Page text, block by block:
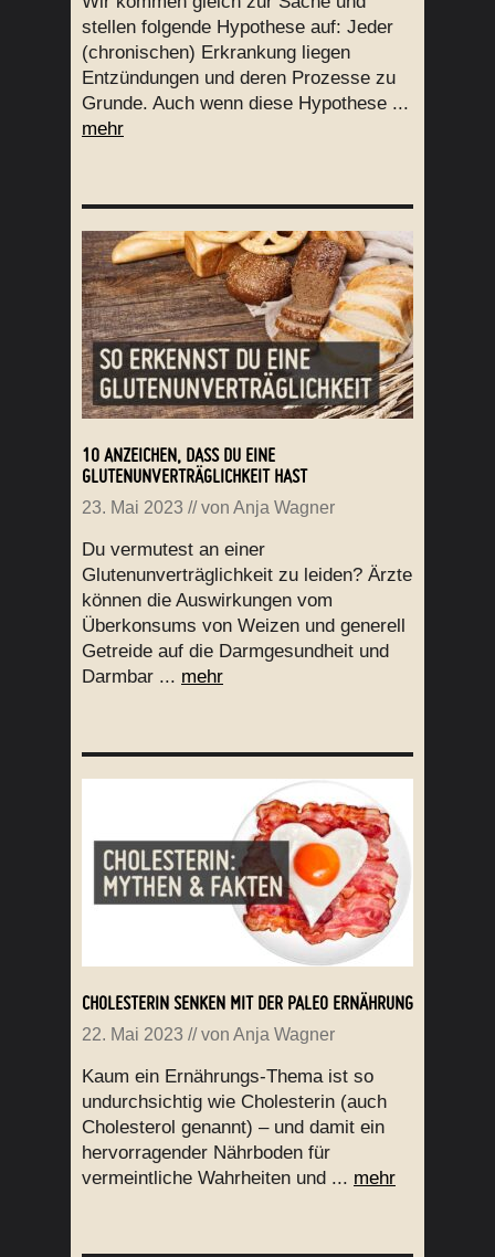
stellen folgende Hypothese auf: Jeder
(chronischen) Erkrankung liegen
Entzündungen und deren Prozesse zu
Grunde. Auch wenn diese Hypothese ...
mehr
10 ANZEICHEN, DASS DU EINE
GLUTENUNVERTRÄGLICHKEIT HAST
23. Mai 2023 // von Anja Wagner
Du vermutest an einer
Glutenunverträglichkeit zu leiden? Ärzte
können die Auswirkungen vom
Überkonsums von Weizen und generell
Getreide auf die Darmgesundheit und
Darmbar ... mehr
CHOLESTERIN SENKEN MIT DER PALEO ERNÄHRUNG
22. Mai 2023 // von Anja Wagner
Kaum ein Ernährungs-Thema ist so
undurchsichtig wie Cholesterin (auch
Cholesterol genannt) – und damit ein
hervorragender Nährboden für
vermeintliche Wahrheiten und ... mehr